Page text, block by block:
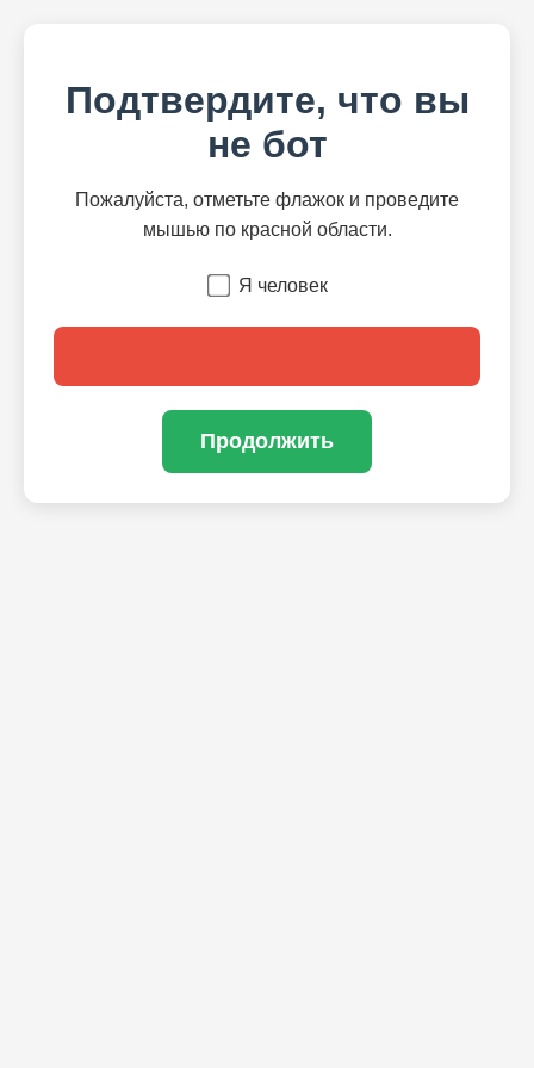
Подтвердите, что вы
не бот
Пожалуйста, отметьте флажок и проведите
мышью по красной области.
Я человек
Продолжить